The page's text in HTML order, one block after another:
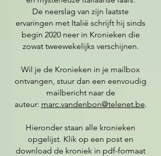
De neerslag van zijn laatste
ervaringen met Italië schrijft hij sinds
begin 2020 neer in Kronieken die
zowat tweewekelijks verschijnen.
Wil je de Kronieken in je mailbox
ontvangen, stuur dan een eenvoudig
mailbericht naar de
auteur: marc.vandenbon@telenet.be.
Hieronder staan alle kronieken
opgelijst. Klik op een post en
download de kroniek in pdf-formaat